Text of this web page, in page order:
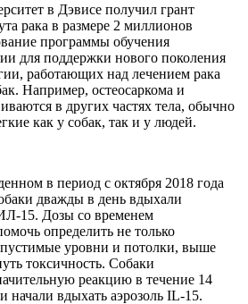
в Дэвисе получил грант
рака в размере 2 миллионов
программы обучения
для поддержки нового поколения
работающих над лечением рака
Например, остеосаркома и
в других частях тела, обычно
как у собак, так и у людей.
в период с октября 2018 года
дважды в день вдыхали
15. Дозы со временем
определить не только
уровни и потолки, выше
токсичность. Собаки
реакцию в течение 14
начали вдыхать аэрозоль IL-15.